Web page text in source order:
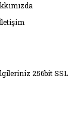
256bit SSL